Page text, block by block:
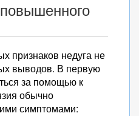
признаков недуга не
выводов. В первую
за помощью к
обычно
симптомами: